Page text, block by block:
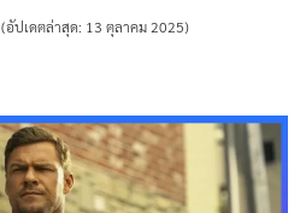
(อัปเดตล่าสุด: 13 ตุลาคม 2025)